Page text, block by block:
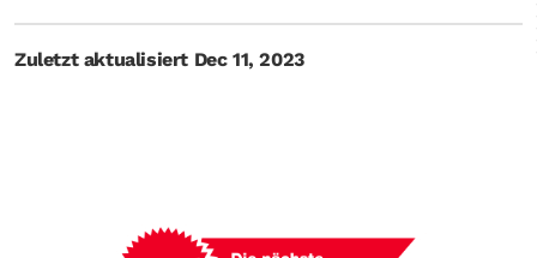
Zuletzt aktualisiert Dec 11, 2023